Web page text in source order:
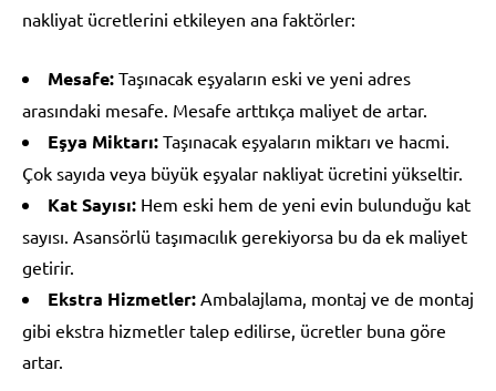
nakliyat ücretlerini etkileyen ana faktörler:
Mesafe: Taşınacak eşyaların eski ve yeni adres
arasındaki mesafe. Mesafe arttıkça maliyet de artar.
Eşya Miktarı: Taşınacak eşyaların miktarı ve hacmi.
Çok sayıda veya büyük eşyalar nakliyat ücretini yükseltir.
Kat Sayısı: Hem eski hem de yeni evin bulunduğu kat
sayısı. Asansörlü taşımacılık gerekiyorsa bu da ek maliyet
getirir.
Ekstra Hizmetler: Ambalajlama, montaj ve de montaj
gibi ekstra hizmetler talep edilirse, ücretler buna göre
artar.